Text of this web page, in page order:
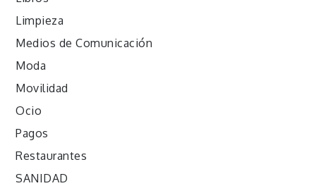
Limpieza
Medios de Comunicación
Moda
Movilidad
Ocio
Pagos
Restaurantes
SANIDAD